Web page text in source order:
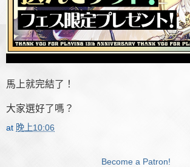
馬上就完結了！
大家選好了嗎？
at 晚上10:06
Become a Patron!